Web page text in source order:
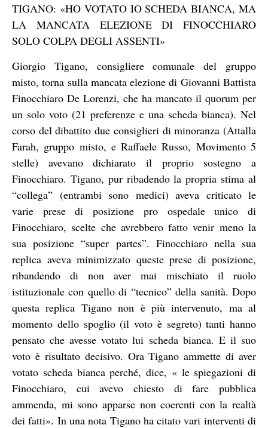
TIGANO: «HO VOTATO IO SCHEDA BIANCA, MA
LA MANCATA ELEZIONE DI FINOCCHIARO
SOLO COLPA DEGLI ASSENTI»
Giorgio Tigano, consigliere comunale del gruppo
misto, torna sulla mancata elezione di Giovanni Battista
Finocchiaro De Lorenzi, che ha mancato il quorum per
un solo voto (21 preferenze e una scheda bianca). Nel
corso del dibattito due consiglieri di minoranza (Attalla
Farah, gruppo misto, e Raffaele Russo, Movimento 5
stelle) avevano dichiarato il proprio sostegno a
Finocchiaro. Tigano, pur ribadendo la propria stima al
“collega” (entrambi sono medici) aveva criticato le
varie prese di posizione pro ospedale unico di
Finocchiaro, scelte che avrebbero fatto venir meno la
sua posizione “super partes”. Finocchiaro nella sua
replica aveva minimizzato queste prese di posizione,
ribandendo di non aver mai mischiato il ruolo
istituzionale con quello di “tecnico” della sanità. Dopo
questa replica Tigano non è più intervenuto, ma al
momento dello spoglio (il voto è segreto) tanti hanno
pensato che avesse votato lui scheda bianca. E il suo
voto è risultato decisivo. Ora Tigano ammette di aver
votato scheda bianca perché, dice, « le spiegazioni di
Finocchiaro, cui avevo chiesto di fare pubblica
ammenda, mi sono apparse non coerenti con la realtà
dei fatti». In una nota Tigano ha citato vari interventi di